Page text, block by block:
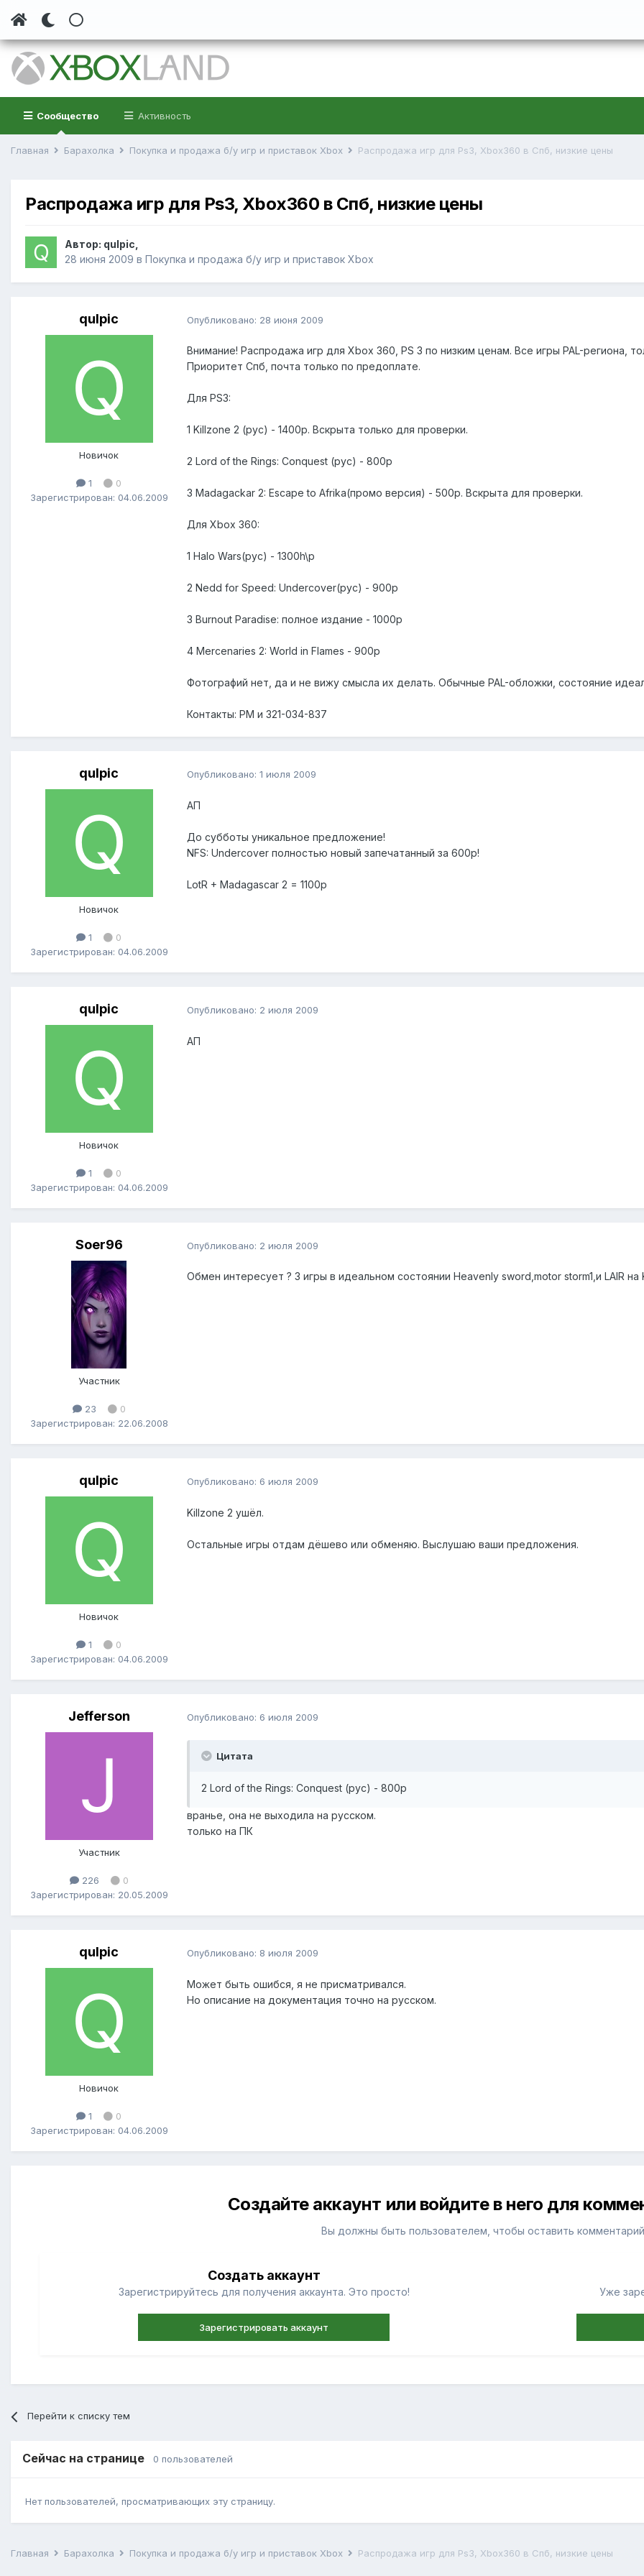
Сообщество Активность
Главная Барахолка Покупка и продажа б/у игр и приставок Xbox Распродажа игр для Ps3, Xbox360 в Спб, низкие цены
Распродажа игр для Ps3, Xbox360 в Спб, низкие цены
Автор: qulpic
28 июня 2009 в Покупка и продажа б/у игр и приставок Xbox
qulpic
Новичок
1
0
Зарегистрирован: 04.06.2009
Опубликовано: 28 июня 2009
Внимание! Распродажа игр для Xbox 360, PS 3 по низким ценам. Все игры PAL-региона,
Приоритет Спб, почта только по предоплате.
Для PS3:
1 Killzone 2 (рус) - 1400р. Вскрыта только для проверки.
2 Lord of the Rings: Conquest (рус) - 800р
3 Madagackar 2: Escape to Afrika(промо версия) - 500р. Вскрыта для проверки.
Для Xbox 360:
1 Halo Wars(рус) - 1300h\р
2 Nedd for Speed: Undercover(рус) - 900р
3 Burnout Paradise: полное издание - 1000р
4 Mercenaries 2: World in Flames - 900р
Фотографий нет, да и не вижу смысла их делать. Обычные PAL-обложки, состояние
Контакты: PM и 321-034-837
qulpic
Новичок
1
0
Зарегистрирован: 04.06.2009
Опубликовано: 1 июля 2009
АП
До субботы уникальное предложение!
NFS: Undercover полностью новый запечатанный за 600р!
LotR + Madagascar 2 = 1100р
qulpic
Новичок
1
0
Зарегистрирован: 04.06.2009
Опубликовано: 2 июля 2009
АП
Soer96
Участник
23
0
Зарегистрирован: 22.06.2008
Опубликовано: 2 июля 2009
Обмен интересует ? 3 игры в идеальном состоянии Heavenly sword,motor storm1,и LAIR на
qulpic
Новичок
1
0
Зарегистрирован: 04.06.2009
Опубликовано: 6 июля 2009
Killzone 2 ушёл.
Остальные игры отдам дёшево или обменяю. Выслушаю ваши предложения.
Jefferson
Участник
226
0
Зарегистрирован: 20.05.2009
Опубликовано: 6 июля 2009
Цитата
2 Lord of the Rings: Conquest (рус) - 800р
вранье, она не выходила на русском.
только на ПК
qulpic
Новичок
1
0
Зарегистрирован: 04.06.2009
Опубликовано: 8 июля 2009
Может быть ошибся, я не присматривался.
Но описание на документация точно на русском.
Создайте аккаунт или войдите в него для
Вы должны быть пользователем, чтобы оставить комментарий
Создать аккаунт
Зарегистрируйтесь для получения аккаунта. Это просто!
Зарегистрировать аккаунт
Уже
Перейти к списку тем
Сейчас на странице 0 пользователей
Нет пользователей, просматривающих эту страницу.
Главная Барахолка Покупка и продажа б/у игр и приставок Xbox Распродажа игр для Ps3, Xbox360 в Спб, низкие цены